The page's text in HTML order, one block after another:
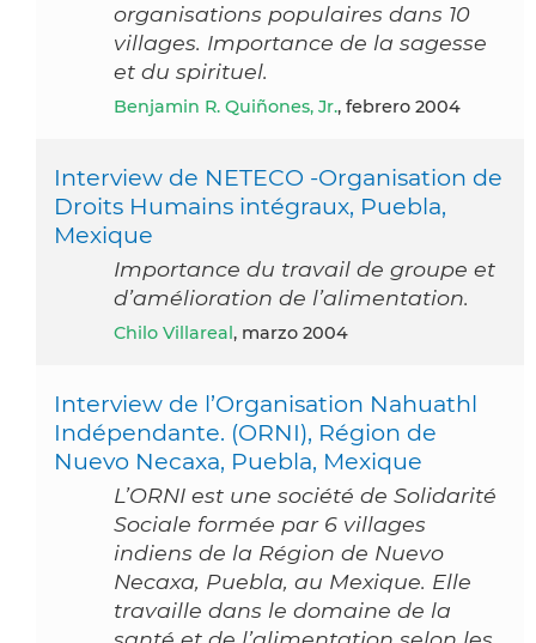
organisations populaires dans 10
villages. Importance de la sagesse
et du spirituel.
Benjamin R. Quiñones, Jr., febrero 2004
Interview de NETECO -Organisation de
Droits Humains intégraux, Puebla,
Mexique
Importance du travail de groupe et
d’amélioration de l’alimentation.
Chilo Villareal , marzo 2004
Interview de l’Organisation Nahuathl
Indépendante. (ORNI), Région de
Nuevo Necaxa, Puebla, Mexique
L’ORNI est une société de Solidarité
Sociale formée par 6 villages
indiens de la Région de Nuevo
Necaxa, Puebla, au Mexique. Elle
travaille dans le domaine de la